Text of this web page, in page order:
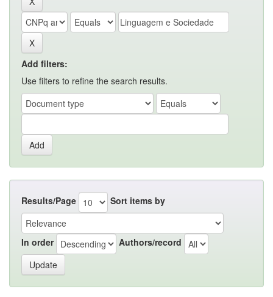
Add filters:
Use filters to refine the search results.
Results/Page Sort items by
In order Authors/record